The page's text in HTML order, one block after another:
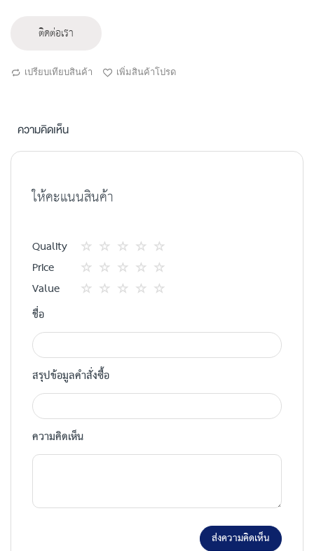
ติดต่อเรา
เปรียบเทียบสินค้า เพิ่มสินค้าโปรด
ความคิดเห็น
ให้คะแนนสินค้า
Quality
1
star
2
ดาว
3
ดาว
4
ดาว
5
ดาว
Price
1
2
3
4
5
Value
ชื่อ
สรุปข้อมูลคำสั่งซื้อ
ความคิดเห็น
ส่งความคิดเห็น